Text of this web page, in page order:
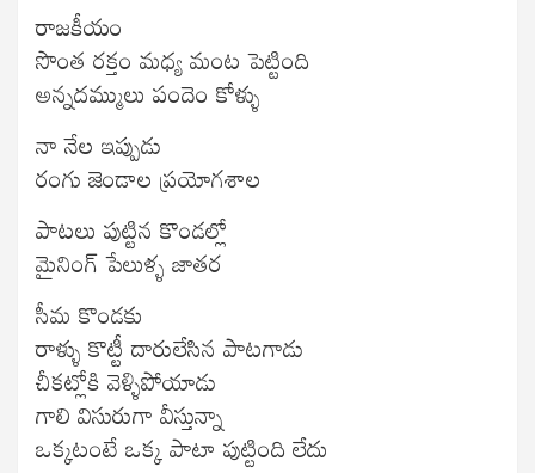
రాజకీయం
సొంత రక్తం మధ్య మంట పెట్టింది
అన్నదమ్ములు పందెం కోళ్ళు
నా నేల ఇప్పుడు
రంగు జెండాల ప్రయోగశాల
పాటలు పుట్టిన కొండల్లో
మైనింగ్ పేలుళ్ళ జాతర
సీమ కొండకు
రాళ్ళు కొట్టీ దారులేసిన పాటగాడు
చీకట్లోకి వెళ్ళిపోయాడు
గాలి విసురుగా వీస్తున్నా
ఒక్కటంటే ఒక్క పాటా పుట్టింది లేదు